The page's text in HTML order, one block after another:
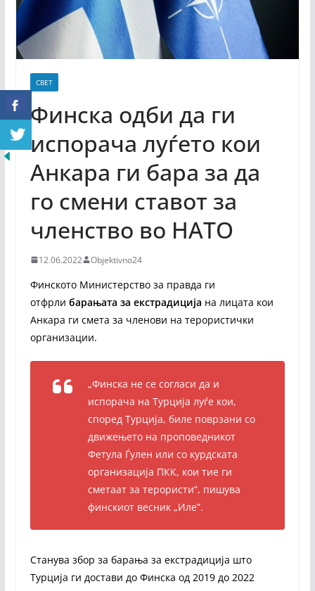
СВЕТ
Финска одби да ги
испорача луѓето кои
Анкара ги бара за да
го смени ставот за
членство во НАТО
12.06.2022 Objektivno24
Финското Министерство за правда ги
отфрли барањата за екстрадиција на лицата кои
Анкара ги смета за членови на терористички
организации.
„Финска не се согласи да и
испорача на Турција луѓе кои,
според Турција, биле поврзани со
движењето на проповедникот
Фетула Ѓулен или со курдската
организација ПКК, кои тие ги
сметаат за терористи”, пишува
финскиот весник „Иле”.
Станува збор за барања за екстрадиција што
Турција ги достави до Финска од 2019 до 2022